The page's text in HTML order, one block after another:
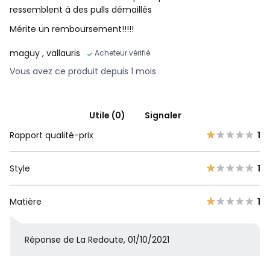
ressemblent à des pulls démaillés
Mérite un remboursement!!!!!
maguy , vallauris Acheteur vérifié
Vous avez ce produit depuis 1 mois
Utile (0)
Signaler
Rapport qualité-prix
1
Style 1
Matière 1
Réponse de La Redoute, 01/10/2021